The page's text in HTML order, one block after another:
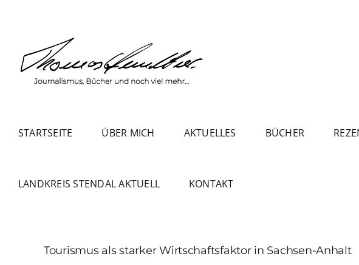
springen
STARTSEITE ÜBER MICH AKTUELLES BÜCHER
LANDKREIS STENDAL AKTUELL KONTAKT
Tourismus als starker Wirtschaftsfaktor in Sachsen-Anhalt